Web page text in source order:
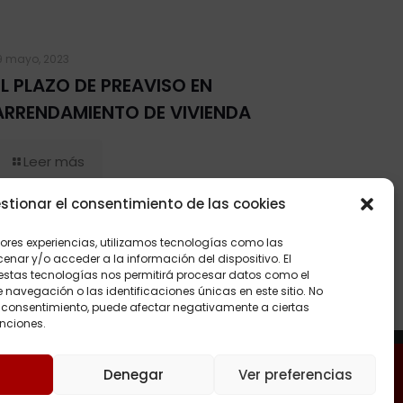
el consentimiento de las cookies
experiencias, utilizamos tecnologías como las
y/o acceder a la información del dispositivo. El
tecnologías nos permitirá procesar datos como el
o las identificaciones únicas en este sitio. No
consentimiento, puede afectar negativamente a ciertas
Denegar Ver preferencias
mayo, 2023
PLAZO DE PREAVISO EN
DE VIVIENDA
Leer más